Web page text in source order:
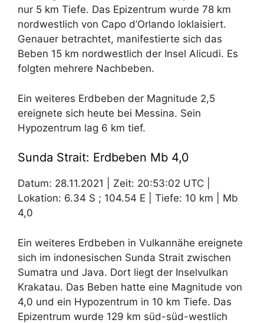
nur 5 km Tiefe. Das Epizentrum wurde 78 km
nordwestlich von Capo d’Orlando loklaisiert.
Genauer betrachtet, manifestierte sich das
Beben 15 km nordwestlich der Insel Alicudi. Es
folgten mehrere Nachbeben.
Ein weiteres Erdbeben der Magnitude 2,5
ereignete sich heute bei Messina. Sein
Hypozentrum lag 6 km tief.
Sunda Strait: Erdbeben Mb 4,0
Datum: 28.11.2021 | Zeit: 20:53:02 UTC |
Lokation: 6.34 S ; 104.54 E | Tiefe: 10 km | Mb
4,0
Ein weiteres Erdbeben in Vulkannähe ereignete
sich im indonesischen Sunda Strait zwischen
Sumatra und Java. Dort liegt der Inselvulkan
Krakatau. Das Beben hatte eine Magnitude von
4,0 und ein Hypozentrum in 10 km Tiefe. Das
Epizentrum wurde 129 km süd-süd-westlich